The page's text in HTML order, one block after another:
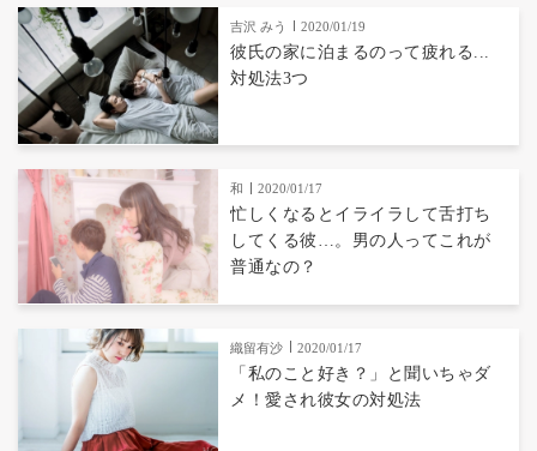
吉沢 みう 2020/01/19
彼氏の家に泊まるのって疲れる...
対処法3つ
和 2020/01/17
忙しくなるとイライラして舌打ち
してくる彼…。男の人ってこれが
普通なの？
織留有沙 2020/01/17
「私のこと好き？」と聞いちゃダ
メ！愛され彼女の対処法